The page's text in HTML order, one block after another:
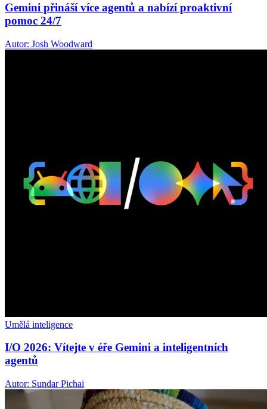
Gemini přináší více agentů a nabízí proaktivní
pomoc 24/7
Autor: Josh Woodward
Umělá inteligence
I/O 2026: Vítejte v éře Gemini a inteligentních
agentů
Autor: Sundar Pichai